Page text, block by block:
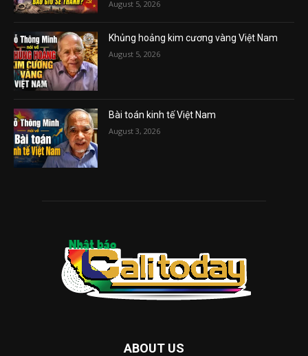
August 5, 2026
Khủng hoảng kim cương vàng Việt Nam
August 5, 2026
Bài toán kinh tế Việt Nam
August 3, 2026
ABOUT US